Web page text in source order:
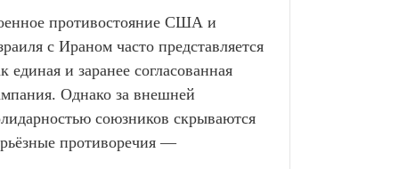
противостояние США и
с Ираном часто представляется
единая и заранее согласованная
Однако за внешней
союзников скрываются
противоречия —